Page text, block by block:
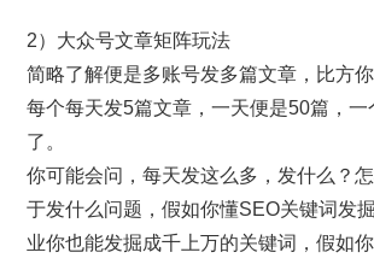
2）大众号文章矩阵玩法
简略了解便是多账号发多篇文章，比方
每个每天发5篇文章，一天便是50篇，一
了。
你可能会问，每天发这么多，发什么？
于发什么问题，假如你懂SEO关键词发
业你也能发掘成千上万的关键词，假如